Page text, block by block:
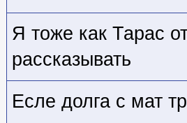
Я тоже как Тарас
рассказывать
Есле долга с мат